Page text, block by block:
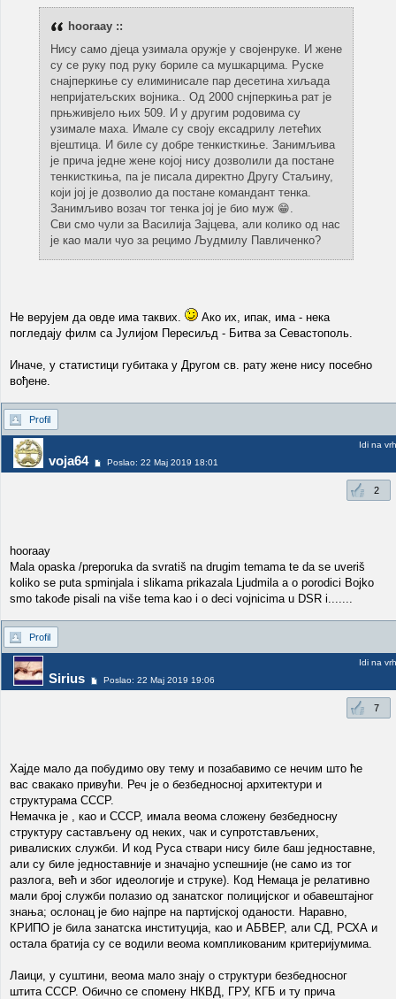
hooraay ::
Нису само дјеца узимала оружје у својенруке. И жене
су се руку под руку бориле са мушкарцима. Руске
снајперкиње су елиминисале пар десетина хиљада
непријатељских војника.. Од 2000 снјперкиња рат је
прњживјело њих 509. И у другим родовима су
узимале маха. Имале су своју ексадрилу летећих
вјештица. И биле су добре тенкисткиње. Занимљива
је прича једне жене којој нису дозволили да постане
тенкисткиња, па је писала директно Другу Стаљину,
који јој је дозволио да постане командант тенка.
Занимљиво возач тог тенка јој је био муж 😁.
Сви смо чули за Василија Зајцева, али колико од нас
је као мали чуо за рецимо Људмилу Павличенко?
Не верујем да овде има таквих.
Ако их, ипак, има - нека
погледају филм са Јулијом Пересиљд - Битва за Севастополь.
Иначе, у статистици губитака у Другом св. рату жене нису посебно
вођене.
Profil
voja64 Poslao: 22 Maj 2019 18:01
Idi na vrh
2
hooraay
Mala opaska /preporuka da svratiš na drugim temama te da se uveriš
koliko se puta spminjala i slikama prikazala Ljudmila a o porodici Bojko
smo takođe pisali na više tema kao i o deci vojnicima u DSR i.......
Profil
Sirius Poslao: 22 Maj 2019 19:06
Idi na vrh
7
Хајде мало да побудимо ову тему и позабавимо се нечим што ће
вас свакако привући. Реч је о безбедносној архитектури и
структурама СССР.
Немачка је , као и СССР, имала веома сложену безбедносну
структуру састављену од неких, чак и супротстављених,
ривалиских служби. И код Руса ствари нису биле баш једноставне,
али су биле једноставније и значајно успешније (не само из тог
разлога, већ и због идеологије и струке). Код Немаца је релативно
мали број служби полазио од занатског полицијског и обавештајног
знања; ослонац је био најпре на партијској оданости. Наравно,
КРИПО је била занатска институција, као и АБВЕР, али СД, РСХА и
остала братија су се водили веома компликованим критеријумима.
Лаици, у суштини, веома мало знају о структури безбедносног
штита СССР. Обично се спомену НКВД, ГРУ, КГБ и ту прича